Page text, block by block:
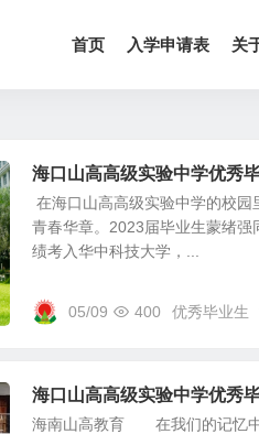
首页 入学申请表 关
海口山高高级实验中学优秀
在海口山高高级实验中学的校
青春华章。2023届毕业生蒙绪
绩考入华中科技大学，...
05/09 400 优秀毕业生
海口山高高级实验中学优秀
海南山高教育 在我们的记忆中